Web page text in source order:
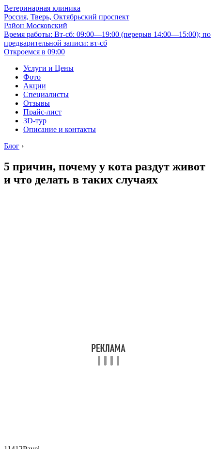
Ветеринарная клиника
Россия, Тверь, Октябрьский проспект
Район Московский
Время работы: Вт-сб: 09:00—19:00 (перерыв 14:00—15:00); по
предварительной записи: вт-сб
Откроемся в 09:00
Услуги и Цены
Фото
Акции
Специалисты
Отзывы
Прайс-лист
3D-тур
Описание и контакты
Блог ›
5 причин, почему у кота раздут живот
и что делать в таких случаях